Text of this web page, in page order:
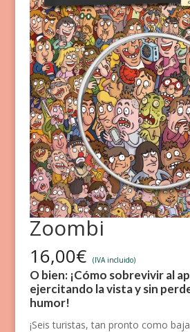
Zoombi
16,00€ (IVA incluido)
O bien: ¡Cómo sobrevivir al
ejercitando la vista y sin
humor!
¡Seis turistas, tan pronto como